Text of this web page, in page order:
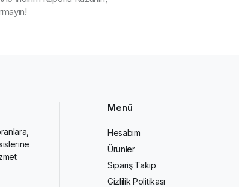
Menü
Hesabım
Ürünler
Sipariş Takip
Gizlilik Politikası